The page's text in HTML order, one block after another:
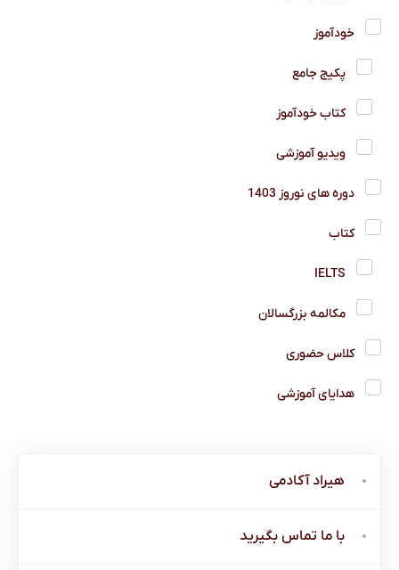
خودآموز
پکیج جامع
کتاب خودآموز
ویدیو آموزشی
دوره های نوروز 1403
کتاب
IELTS
مکالمه بزرگسالان
کلاس حضوری
هدایای آموزشی
هیراد آکادمی
با ما تماس بگیرید